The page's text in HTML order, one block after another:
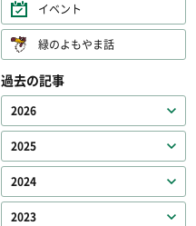
イベント
緑のよもやま話
過去の記事
2026
2025
2024
2023